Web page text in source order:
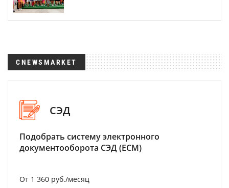
CNEWSMARKET
СЭД
Подобрать систему электронного
документооборота СЭД (ECM)
От 1 360 руб./месяц